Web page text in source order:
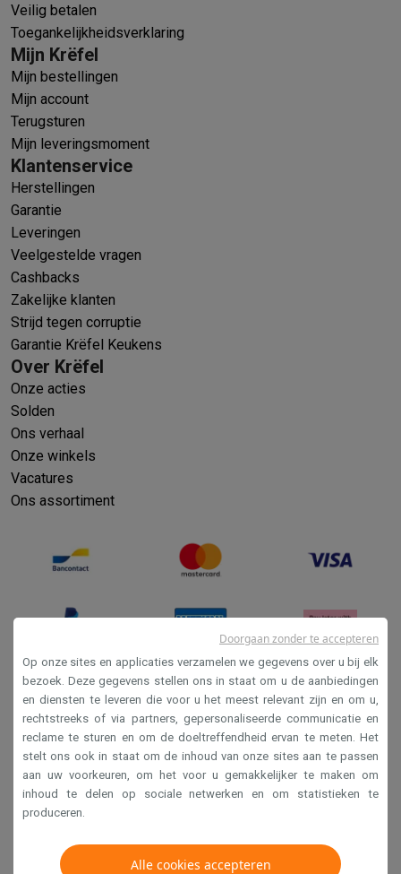
Veilig betalen
Toegankelijkheidsverklaring
Mijn Krëfel
Mijn bestellingen
Mijn account
Terugsturen
Mijn leveringsmoment
Klantenservice
Herstellingen
Garantie
Leveringen
Veelgestelde vragen
Cashbacks
Zakelijke klanten
Strijd tegen corruptie
Garantie Krëfel Keukens
Over Krëfel
Onze acties
Solden
Ons verhaal
Onze winkels
Vacatures
Ons assortiment
Verkoopsvoorwaarden
Privacy
Disclaimer
Cookies
Krëfel NV - Steenstraat 44 - Industriezone 4 "T Sas",
1851 Humbeek, België
Op onze sites en applicaties verzamelen we gegevens over u bij elk
bezoek. Deze gegevens stellen ons in staat om u de aanbiedingen
en diensten te leveren die voor u het meest relevant zijn en om u,
rechtstreeks of via partners, gepersonaliseerde communicatie en
reclame te sturen en om de doeltreffendheid ervan te meten. Het
stelt ons ook in staat om de inhoud van onze sites aan te passen
aan uw voorkeuren, om het voor u gemakkelijker te maken om
inhoud te delen op sociale netwerken en om statistieken te
produceren.
Alle cookies accepteren
Doorgaan zonder te accepteren